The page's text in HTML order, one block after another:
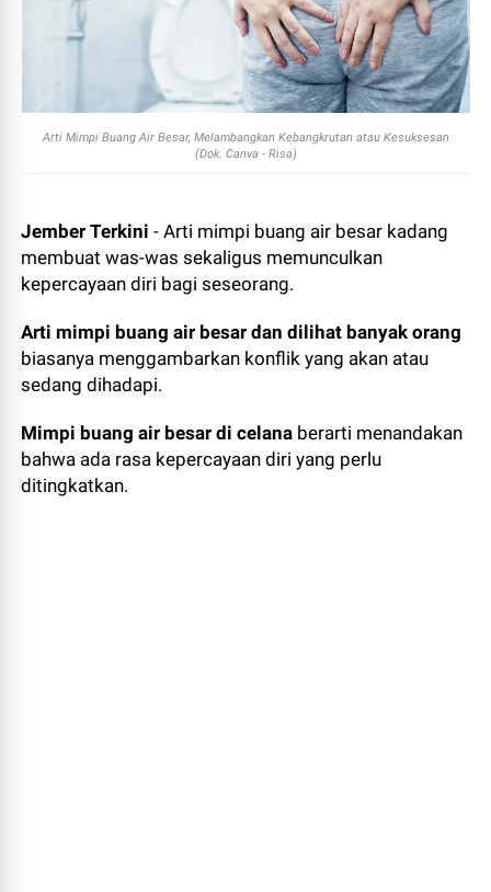
Arti Mimpi Buang Air Besar, Melambangkan Kebangkrutan atau Kesuksesan
(Dok. Canva - Risa)
Jember Terkini - Arti mimpi buang air besar kadang
membuat was-was sekaligus memunculkan
kepercayaan diri bagi seseorang.
Arti mimpi buang air besar dan dilihat banyak orang
biasanya menggambarkan konflik yang akan atau
sedang dihadapi.
Mimpi buang air besar di celana berarti menandakan
bahwa ada rasa kepercayaan diri yang perlu
ditingkatkan.